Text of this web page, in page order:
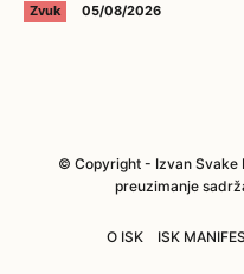
Zvuk 05/08/2026
© Copyright - Izvan Svake
preuzimanje
O ISK ISK